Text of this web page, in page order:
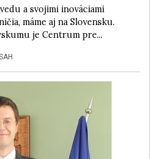
a svojimi inováciami
máme aj na Slovensku.
je Centrum pre...